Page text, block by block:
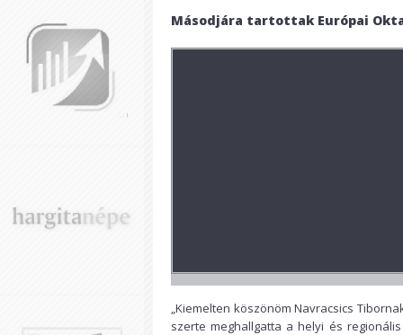
Másodjára tartottak Európai
„Kiemelten köszönöm Navracsics
szerte meghallgatta a helyi és